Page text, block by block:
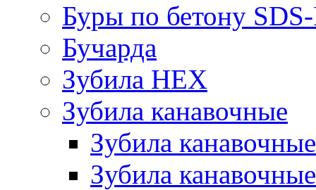
Буры по бетону
Бучарда
Зубила HEX
Зубила канавочные
Зубила
Зубила